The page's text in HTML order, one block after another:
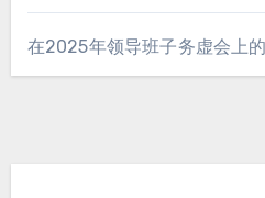
在2025年领导班子务虚会上